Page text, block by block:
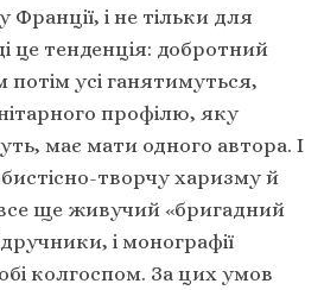
Франції, і не тільки для
це тенденція: добротний
усі ганятимуться,
профілю, яку
має мати одного автора. І
творчу харизму й
ще живучий «бригадний
і монографії
колгоспом. За цих умов